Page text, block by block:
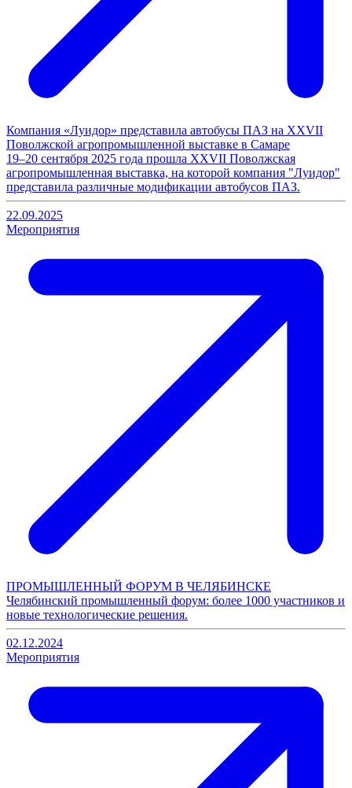
Компания «Луидор» представила автобусы ПАЗ на XXVII
Поволжской агропромышленной выставке в Самаре
19–20 сентября 2025 года прошла XXVII Поволжская
агропромышленная выставка, на которой компания "Луидор"
представила различные модификации автобусов ПАЗ.
22.09.2025
Мероприятия
ПРОМЫШЛЕННЫЙ ФОРУМ В ЧЕЛЯБИНСКЕ
Челябинский промышленный форум: более 1000 участников и
новые технологические решения.
02.12.2024
Мероприятия